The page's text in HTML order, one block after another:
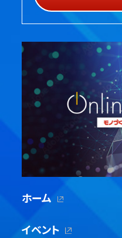
ホーム
イベント